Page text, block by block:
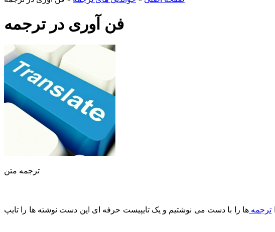
فن آوری در ترجمه
ترجمه متن
ترجمه ها را با دست می نوشتیم و یک تایپیست حرفه ای این دست نوشته ها را تایپ